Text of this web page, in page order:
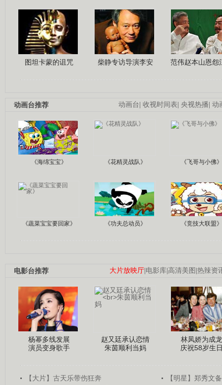
图坦卡蒙的诅咒 柴静专访导演李安 范伟赵本山恩怨
动画台 收视时间表 央视热播 动
动画台推荐
《海绵宝宝》 《花精灵战队》 《飞哥与小佛》
《蔬菜宝宝要回家》 《功夫总动员》 《竞技大联盟》
大片放映厅 电影库 高清美图 热辣资
电影台推荐
杨幂多线发展
演员变身歌手
赵又廷承认恋情
朱茵顺利当妈
林凤娇为成龙
庆祝58岁生
【大片】古天乐带伤狂奔
【明星】郑秀文